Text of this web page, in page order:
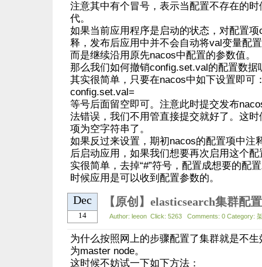
注意其中有个冒号，表示当配置不存在的
代。
如果当前应用程序是启动的状态，对配置
释，发布后应用中并不会自动将val变量配
而是继续沿用原先nacos中配置的参数值。
那么我们如何撤销config.set.val的配置数据
其实很简单，只要在nacos中如下设置即可
config.set.val=
等号后面留空即可。注意此时提交发布
法错误，我们不用管直接提交就好了。这
项为空字符串了。
如果反过来设置，期初nacos的配置项中注
后启动应用，如果我们想要再次启用这个
实很简单，去掉“#”符号，配置成想要的配
时候应用是可以收到配置参数的。
Dec
14
【原创】elasticsearch集群配
Author: leeon Click: 5263 Comments: 0 Category:
为什么按照网上的步骤配置了集群就是不
为master node。
这时候不妨试一下如下方法：